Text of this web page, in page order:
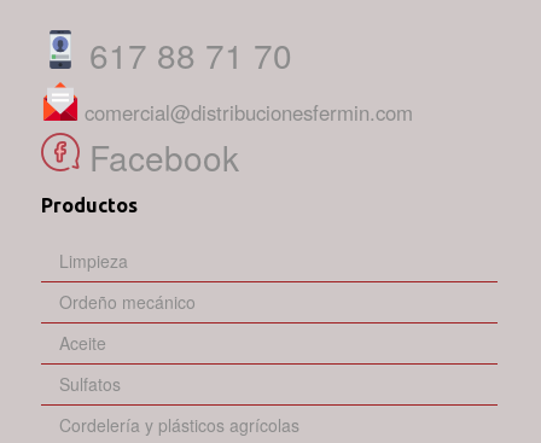
617 88 71 70
comercial@distribucionesfermin.com
Facebook
Productos
Limpieza
Ordeño mecánico
Aceite
Sulfatos
Cordelería y plásticos agrícolas